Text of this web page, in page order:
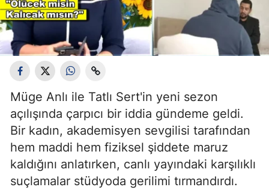
Müge Anlı ile Tatlı Sert'in yeni sezon
açılışında çarpıcı bir iddia gündeme geldi.
Bir kadın, akademisyen sevgilisi tarafından
hem maddi hem fiziksel şiddete maruz
kaldığını anlatırken, canlı yayındaki karşılıklı
suçlamalar stüdyoda gerilimi tırmandırdı.